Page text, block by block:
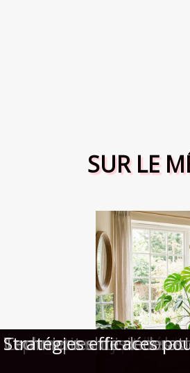
SUR LE
Pourquoi votre
Cours du soir : quand
Voyages improvisés :
Émotion et surprise :
Comment choisir le
Comment un jeu
Exploration des
Comment choisir des
Techniques de
Stratégies efficaces